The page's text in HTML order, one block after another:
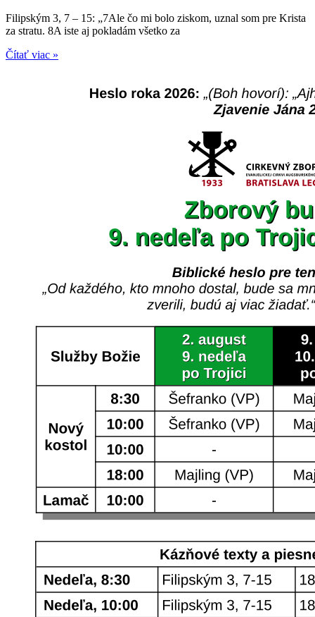
Filipským 3, 7 – 15: „7Ale čo mi bolo ziskom, uznal som pre Krista
za stratu. 8A iste aj pokladám všetko za
Čítať viac »